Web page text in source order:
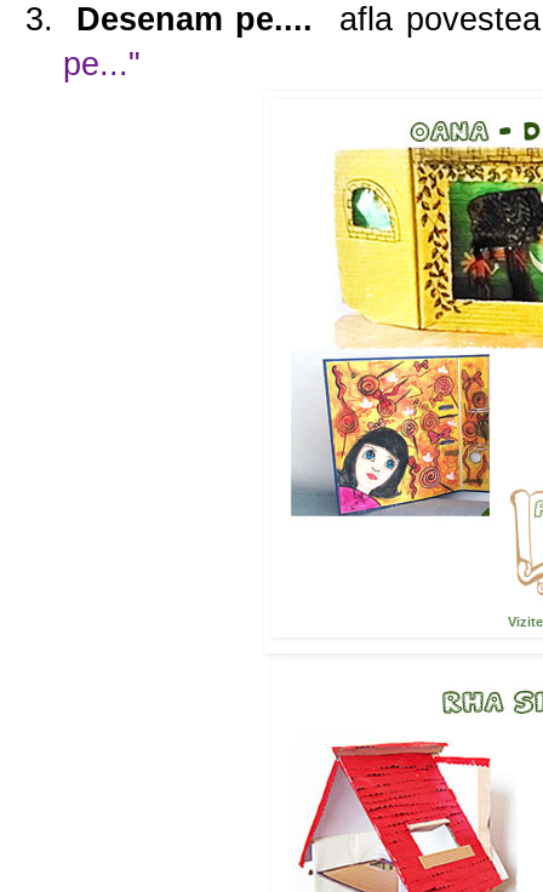
Desenam pe.... afla
pe..."